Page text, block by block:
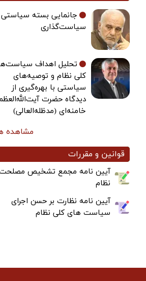
جانمایی بسته سیاستی
سیاست‌گذاری
تحلیل اهداف
کلی نظام و توصیه‌های
سیاستی با بهره‌گیری از
دیدگاه حضرت
خامنه‌ای (مدظله‌العالی)
مشاهده
قوانین و مقررات
آیین نامه مجمع تشخیص
نظام
آیین نامه نظارت بر حسن اجرای
سیاست های کلی نظام